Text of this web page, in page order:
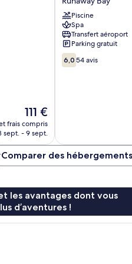
Le
nouveau
prix
de
111 €
frais compris
sept. - 9 sept.
Guest
House
Runaway
Bay
Piscine
Spa
Transfert aéroport
Parking gratuit
6.0
sur
6,0 54 avis
Comparer des
les avantages dont vous
d’aventures !